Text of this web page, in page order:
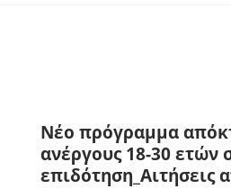
Νέο πρόγραμμα
ανέργους 18-30 ετών
επιδότηση_Αιτήσεις